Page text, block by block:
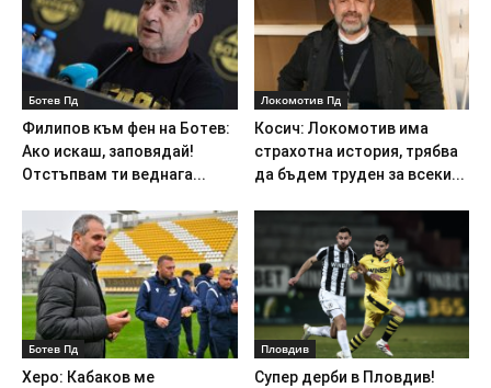
Ботев Пд
Филипов към фен на Ботев:
Ако искаш, заповядай!
Отстъпвам ти веднага...
Локомотив Пд
Косич: Локомотив има
страхотна история, трябва
да бъдем труден за всеки...
Ботев Пд
Херо: Кабаков ме
Пловдив
Супер дерби в Пловдив!